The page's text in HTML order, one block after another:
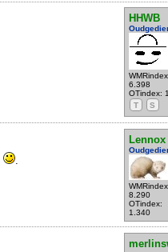
HHWB
6.398
OTindex:
T
S
Lennox
8.290
OTindex:
1.340